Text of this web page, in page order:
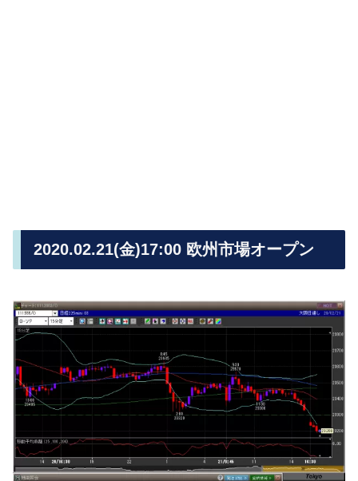
2020.02.21(金)17:00 欧州市場オープン